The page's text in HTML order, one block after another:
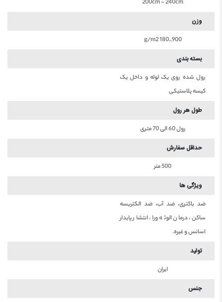
200cm - 240cm
وزن
900_180 g/m2
بسته بندی
رول شده روی یک لوله و داخل یک
کیسه پلاستیکی
طول هر رول
رول 60 الی 70 متری
حداقل سفارش
500 متر
ویژگی ها
ضد باکتری، ضد آب، ضد الکتریسه
ساکن، درمان الوئه ورا، انتشار پایدار
اسانس و غیره.
تولید
ایران
جنس